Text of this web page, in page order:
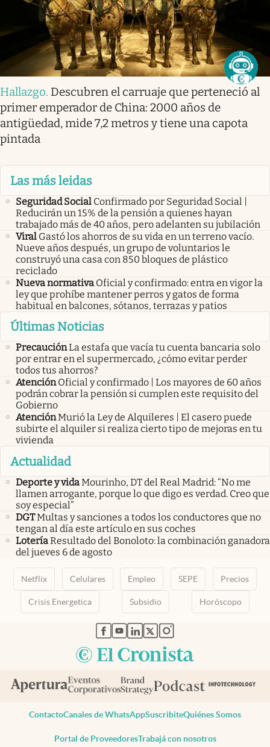
Hallazgo. Descubren el carruaje que perteneció al
primer emperador de China: 2000 años de
antigüedad, mide 7,2 metros y tiene una capota
pintada
Las más leidas
Seguridad Social Confirmado por Seguridad Social |
Reducirán un 15% de la pensión a quienes hayan
trabajado más de 40 años, pero adelanten su jubilación
Viral Gastó los ahorros de su vida en un terreno vacío.
Nueve años después, un grupo de voluntarios le
construyó una casa con 850 bloques de plástico
reciclado
Nueva normativa Oficial y confirmado: entra en vigor la
ley que prohíbe mantener perros y gatos de forma
habitual en balcones, sótanos, terrazas y patios
Últimas Noticias
PrecauciónLa estafa que vacía tu cuenta bancaria solo
por entrar en el supermercado, ¿cómo evitar perder
todos tus ahorros?
Atención Oficial y confirmado | Los mayores de 60 años
podrán cobrar la pensión si cumplen este requisito del
Gobierno
AtenciónMurió la Ley de Alquileres | El casero puede
subirte el alquiler si realiza cierto tipo de mejoras en tu
vivienda
Actualidad
Deporte y vidaMourinho, DT del Real Madrid: “No me
llamen arrogante, porque lo que digo es verdad. Creo que
soy especial”
DGTMultas y sanciones a todos los conductores que no
tengan al día este artículo en sus coches
LoteríaResultado del Bonoloto: la combinación ganadora
del jueves 6 de agosto
Netflix Celulares Empleo SEPE Precios
Crisis Energetica Subsidio Horóscopo
abre en nueva pestaña
abre en nueva pestaña
abre en nueva pestaña
abre en nueva pestaña
abre en nueva pestaña
ContactoCanales de WhatsAppSuscribiteQuiénes Somos
Portal de ProveedoresTrabajá con nosotros